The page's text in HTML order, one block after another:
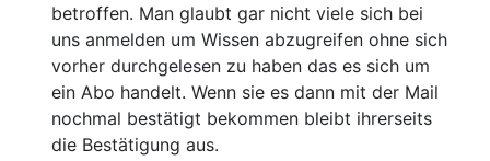
betroffen. Man glaubt gar nicht viele sich bei
uns anmelden um Wissen abzugreifen ohne sich
vorher durchgelesen zu haben das es sich um
ein Abo handelt. Wenn sie es dann mit der Mail
nochmal bestätigt bekommen bleibt ihrerseits
die Bestätigung aus.